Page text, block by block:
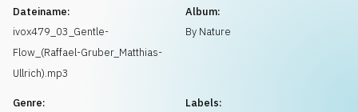
Playlists
Lizenzen
Dateiname:
ivox479_03_Gentle-
Flow_(Raffael-Gruber_Matthias-
Ullrich).mp3
Album:
By Nature
Genre:
Labels: